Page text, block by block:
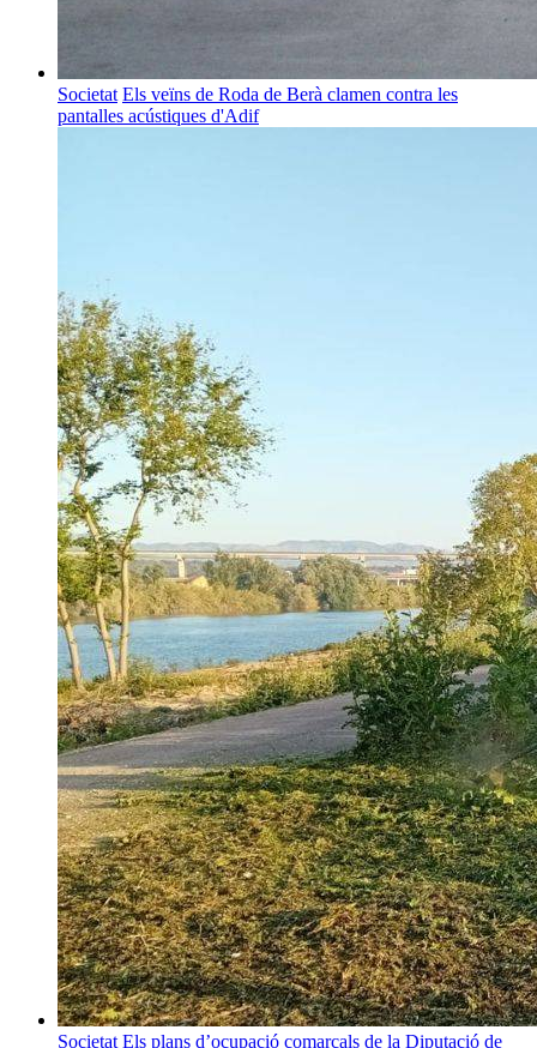
Societat Els veïns de Roda de Berà clamen contra les
pantalles acústiques d'Adif
Societat Els plans d’ocupació comarcals de la Diputació de